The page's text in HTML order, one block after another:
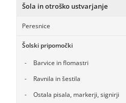
Šola in otroško ustvarjanje
Peresnice
Šolski pripomočki
Barvice in flomastri
Ravnila in šestila
Ostala pisala, markerji, signirji